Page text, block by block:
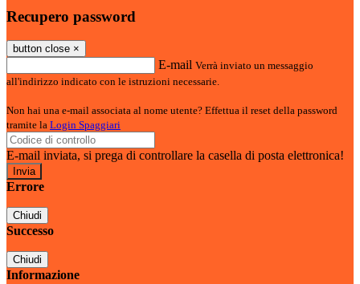
Recupero password
button close ×
E-mail Verrà inviato un messaggio
all'indirizzo indicato con le istruzioni necessarie.
Non hai una e-mail associata al nome utente? Effettua il reset della password
tramite la Login Spaggiari
E-mail inviata, si prega di controllare la casella di posta elettronica!
Errore
Chiudi
Successo
Chiudi
Informazione